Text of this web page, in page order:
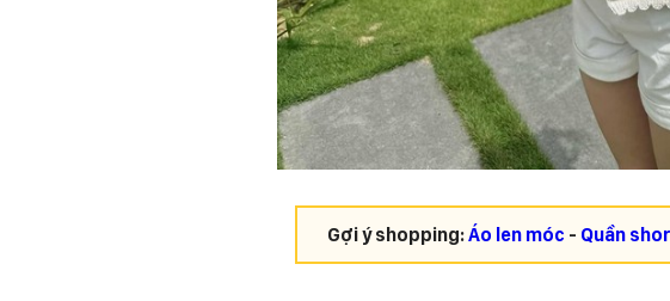
Gợi ý shopping:Áo len móc - Quần